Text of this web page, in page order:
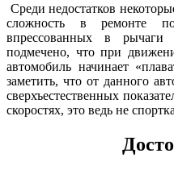
Среди недостатков
сложность в ремонте
впрессованных в
подмечено, что при
автомобиль начинает
заметить, что от данного
сверхъестественных
скоростях, это ведь не